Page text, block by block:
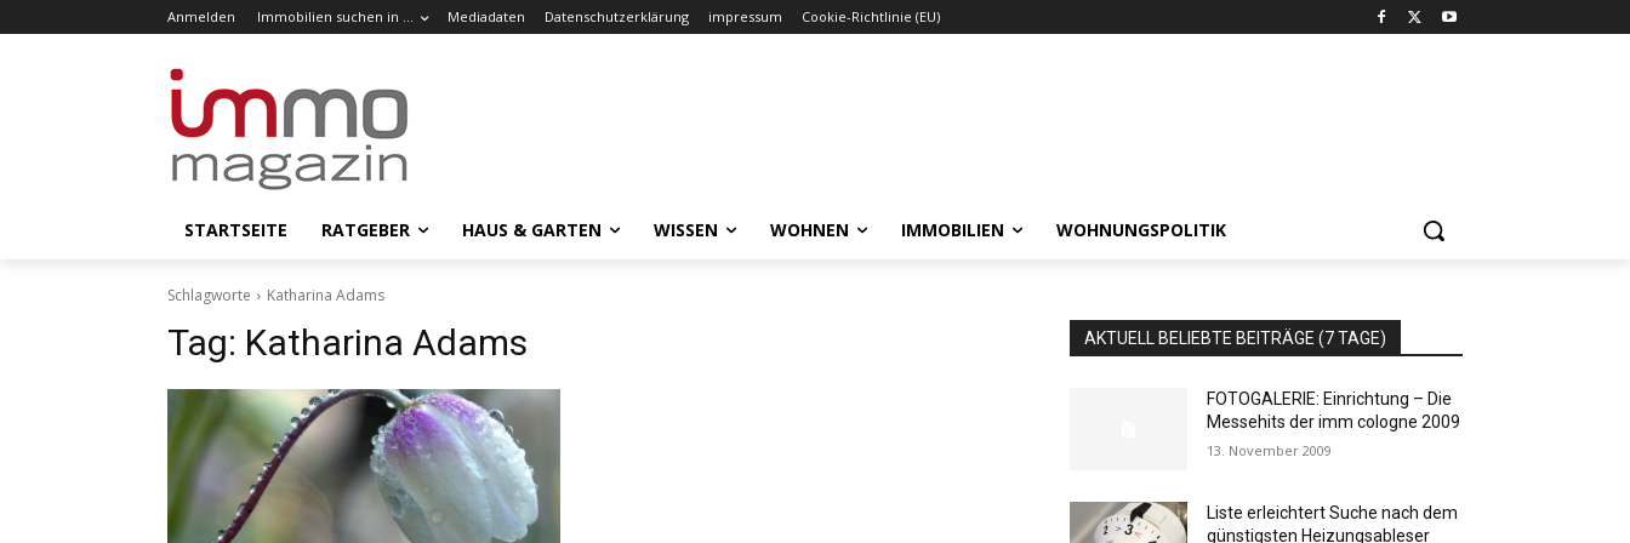
Anmelden Immobilien suchen in … Mediadaten Datenschutzerklärung impressum Cookie-Richtlinie (EU)
STARTSEITE RATGEBER HAUS & GARTEN WISSEN WOHNEN IMMOBILIEN WOHNUNGSPOLITIK
Schlagworte Katharina Adams
Tag: Katharina Adams AKTUELL BELIEBTE BEITRÄGE (7 TAGE)
FOTOGALERIE: Einrichtung – Die
Messehits der imm cologne 2009
13. November 2009
Liste erleichtert Suche nach dem
günstigsten Heizungsableser